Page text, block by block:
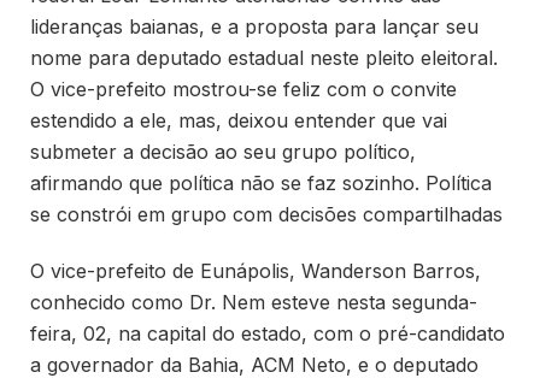
lideranças baianas, e a proposta para lançar seu
nome para deputado estadual neste pleito eleitoral.
O vice-prefeito mostrou-se feliz com o convite
estendido a ele, mas, deixou entender que vai
submeter a decisão ao seu grupo político,
afirmando que política não se faz sozinho. Política
se constrói em grupo com decisões compartilhadas
O vice-prefeito de Eunápolis, Wanderson Barros,
conhecido como Dr. Nem esteve nesta segunda-
feira, 02, na capital do estado, com o pré-candidato
a governador da Bahia, ACM Neto, e o deputado